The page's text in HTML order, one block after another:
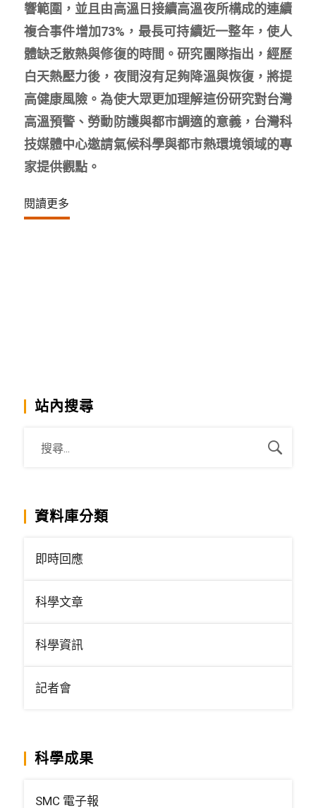
響範圍，並且由高溫日接續高溫夜所構成的連續
複合事件增加73%，最長可持續近一整年，使人
體缺乏散熱與修復的時間。研究團隊指出，經歷
白天熱壓力後，夜間沒有足夠降溫與恢復，將提
高健康風險。為使大眾更加理解這份研究對台灣
高溫預警、勞動防護與都市調適的意義，台灣科
技媒體中心邀請氣候科學與都市熱環境領域的專
家提供觀點。
閱讀更多
站內搜尋
資料庫分類
即時回應
科學文章
科學資訊
記者會
科學成果
SMC 電子報